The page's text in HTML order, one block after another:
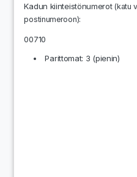
Kadun kiinteistönumerot(katu
postinumeroon):
00710
Parittomat: 3 (pienin)